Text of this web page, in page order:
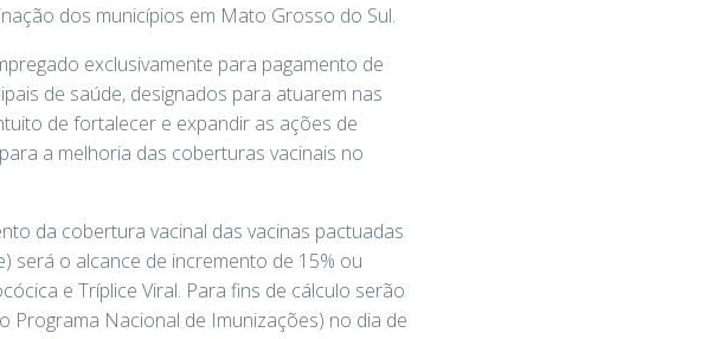
dos municípios em Mato Grosso do Sul.
exclusivamente para pagamento de
de saúde, designados para atuarem nas
de fortalecer e expandir as ações de
a melhoria das coberturas vacinais no
da cobertura vacinal das vacinas pactuadas
será o alcance de incremento de 15% ou
e Tríplice Viral. Para fins de cálculo serão
Programa Nacional de Imunizações) no dia de